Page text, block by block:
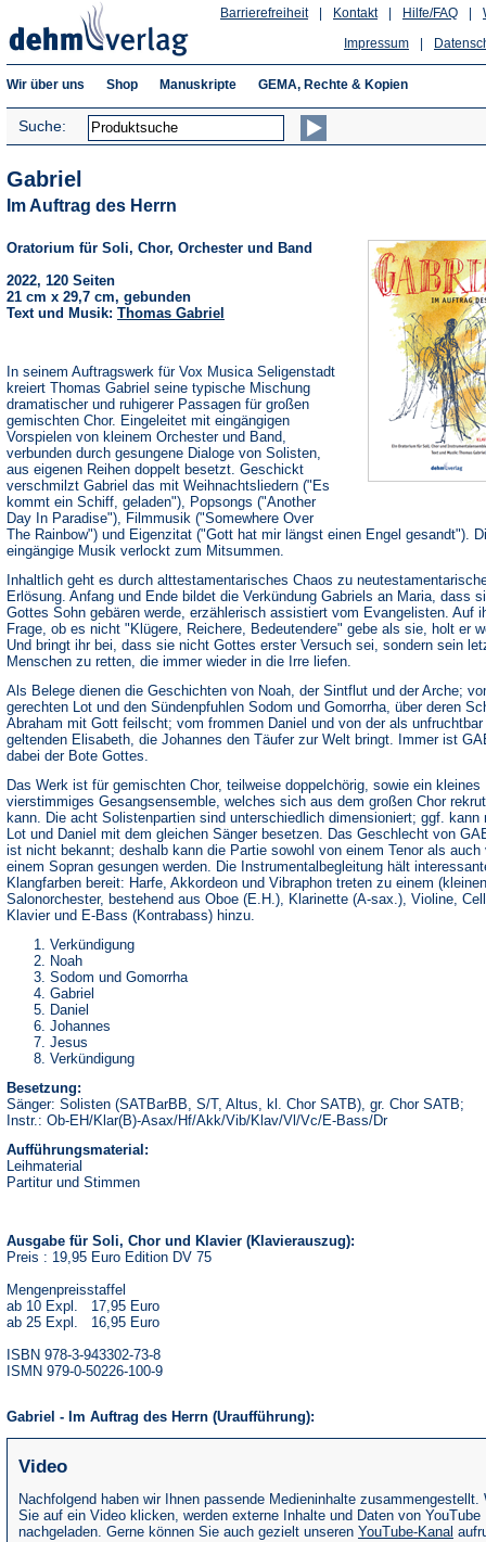
Hilfe/FAQ
Kontakt
Barrierefreiheit
Impressum
Wir über uns Shop Manuskripte GEMA, Rechte & Kopien
Suche:
Gabriel
Im Auftrag des Herrn
Oratorium für Soli, Chor, Orchester und Band
2022, 120 Seiten
21 cm x 29,7 cm, gebunden
Text und Musik: Thomas Gabriel
In seinem Auftragswerk für Vox Musica Seligenstadt
kreiert Thomas Gabriel seine typische Mischung
dramatischer und ruhigerer Passagen für großen
gemischten Chor. Eingeleitet mit eingängigen
Vorspielen von kleinem Orchester und Band,
verbunden durch gesungene Dialoge von Solisten,
aus eigenen Reihen doppelt besetzt. Geschickt
verschmilzt Gabriel das mit Weihnachtsliedern ("Es
kommt ein Schiff, geladen"), Popsongs ("Another
Day In Paradise"), Filmmusik ("Somewhere Over
The Rainbow") und Eigenzitat ("Gott hat mir längst einen Engel gesandt").
eingängige Musik verlockt zum Mitsummen.
Inhaltlich geht es durch alttestamentarisches Chaos zu
Erlösung. Anfang und Ende bildet die Verkündung Gabriels an Maria, dass
Gottes Sohn gebären werde, erzählerisch assistiert vom Evangelisten. Auf
Frage, ob es nicht "Klügere, Reichere, Bedeutendere" gebe als sie, holt er
Und bringt ihr bei, dass sie nicht Gottes erster Versuch sei, sondern sein
Menschen zu retten, die immer wieder in die Irre liefen.
Als Belege dienen die Geschichten von Noah, der Sintflut und der Arche;
gerechten Lot und den Sündenpfuhlen Sodom und Gomorrha, über deren
Abraham mit Gott feilscht; vom frommen Daniel und von der als unfruchtbar
geltenden Elisabeth, die Johannes den Täufer zur Welt bringt. Immer ist
dabei der Bote Gottes.
Das Werk ist für gemischten Chor, teilweise doppelchörig, sowie ein kleines
vierstimmiges Gesangsensemble, welches sich aus dem großen Chor
kann. Die acht Solistenpartien sind unterschiedlich dimensioniert; ggf. kann
Lot und Daniel mit dem gleichen Sänger besetzen. Das Geschlecht von
ist nicht bekannt; deshalb kann die Partie sowohl von einem Tenor als auch
einem Sopran gesungen werden. Die Instrumentalbegleitung hält
Klangfarben bereit: Harfe, Akkordeon und Vibraphon treten zu einem
Salonorchester, bestehend aus Oboe (E.H.), Klarinette (A-sax.), Violine,
Klavier und E-Bass (Kontrabass) hinzu.
Verkündigung
Noah
Sodom und Gomorrha
Gabriel
Daniel
Johannes
Jesus
Verkündigung
Besetzung:
Sänger: Solisten (SATBarBB, S/T, Altus, kl. Chor SATB), gr. Chor SATB;
Instr.: Ob-EH/Klar(B)-Asax/Hf/Akk/Vib/Klav/Vl/Vc/E-Bass/Dr
Aufführungsmaterial:
Leihmaterial
Partitur und Stimmen
Ausgabe für Soli, Chor und Klavier (Klavierauszug):
Preis : 19,95 Euro Edition DV 75
Mengenpreisstaffel
ab 10 Expl. 17,95 Euro
ab 25 Expl. 16,95 Euro
ISBN 978-3-943302-73-8
ISMN 979-0-50226-100-9
Gabriel - Im Auftrag des Herrn (Uraufführung):
Video
Nachfolgend haben wir Ihnen passende Medieninhalte zusammengestellt.
Sie auf ein Video klicken, werden externe Inhalte und Daten von YouTube
nachgeladen. Gerne können Sie auch gezielt unseren YouTube-Kanal